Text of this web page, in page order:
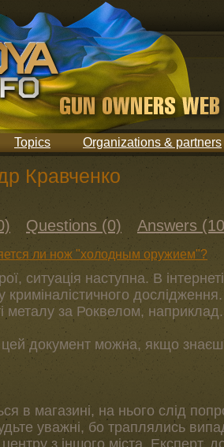
Topics Organizations & partners
Кравченко
Questions (0) Answers
ли нож "холодным оружием"?
ситуація наступна. В
криміналістичного
металу за Роквелом, наприклад.
цей документ можна, якщо
в магазині, на нього слід
уважні, бо траплялись
центру з іншого міста. Експерт,